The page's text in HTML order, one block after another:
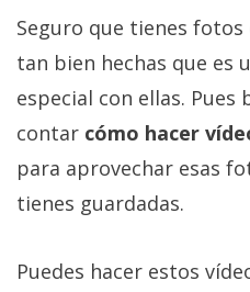
Sistemas
operativos
Profesional
+
Seguro que tienes
tan bien hechas que es
especial con ellas. Pues
contar cómo hacer
para aprovechar esas
tienes guardadas.
Puedes hacer estos